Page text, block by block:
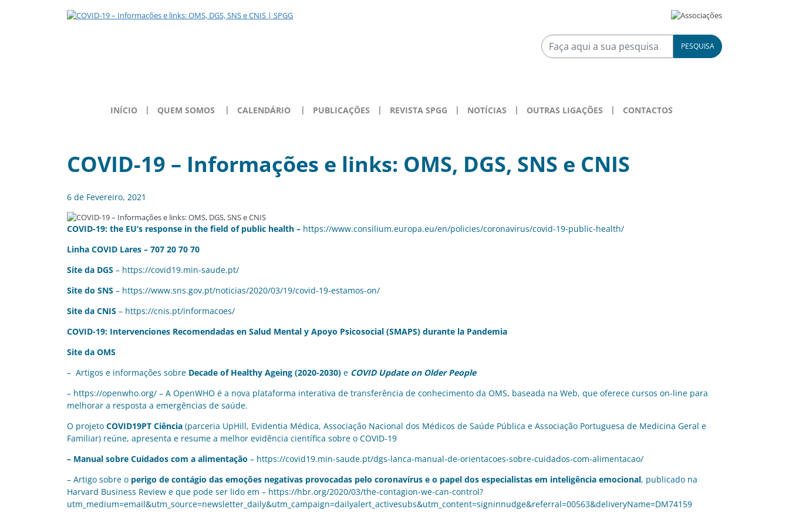
PESQUISA
INÍCIO QUEM SOMOS CALENDÁRIO PUBLICAÇÕES REVISTA SPGG NOTÍCIAS OUTRAS LIGAÇÕES CONTACTOS
COVID-19 – Informações e links: OMS, DGS, SNS e CNIS
6 de Fevereiro, 2021
COVID-19: the EU’s response in the field of public health – https://www.consilium.europa.eu/en/policies/coronavirus/covid-19-public-health/
Linha COVID Lares – 707 20 70 70
Site da DGS – https://covid19.min-saude.pt/
Site do SNS – https://www.sns.gov.pt/noticias/2020/03/19/covid-19-estamos-on/
Site da CNIS – https://cnis.pt/informacoes/
COVID-19: Intervenciones Recomendadas en Salud Mental y Apoyo Psicosocial (SMAPS) durante la Pandemia
Site da OMS
– Artigos e informações sobre Decade of Healthy Ageing (2020-2030) e COVID Update on Older People
– https://openwho.org/ – A OpenWHO é a nova plataforma interativa de transferência de conhecimento da OMS, baseada na Web, que oferece cursos on-line para
melhorar a resposta a emergências de saúde.
O projeto COVID19PT Ciência (parceria UpHill, Evidentia Médica, Associação Nacional dos Médicos de Saúde Pública e Associação Portuguesa de Medicina Geral e
Familiar) reúne, apresenta e resume a melhor evidência científica sobre o COVID-19
– Manual sobre Cuidados com a alimentação – https://covid19.min-saude.pt/dgs-lanca-manual-de-orientacoes-sobre-cuidados-com-alimentacao/
– Artigo sobre o perigo de contágio das emoções negativas provocadas pelo coronavírus e o papel dos especialistas em inteligência emocional, publicado na
Harvard Business Review e que pode ser lido em – https://hbr.org/2020/03/the-contagion-we-can-control?
utm_medium=email&utm_source=newsletter_daily&utm_campaign=dailyalert_activesubs&utm_content=signinnudge&referral=00563&deliveryName=DM74159